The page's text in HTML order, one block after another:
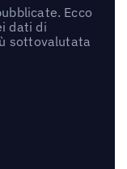
Ecco
dati di
sottovalutata